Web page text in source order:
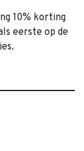
10% korting
eerste op de